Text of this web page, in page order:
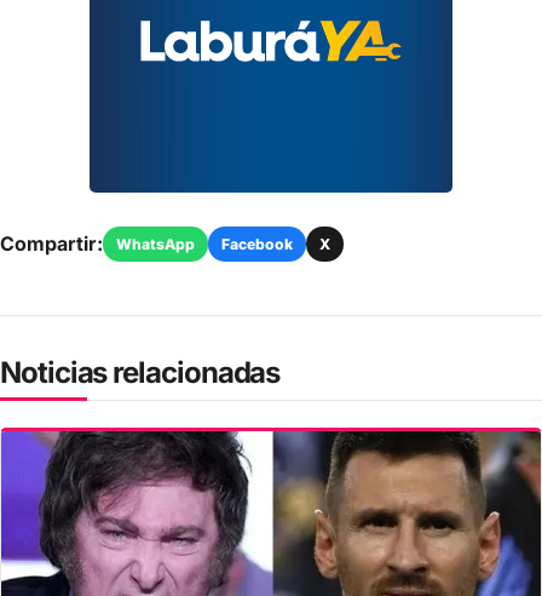
Compartir: WhatsApp Facebook X
Noticias relacionadas